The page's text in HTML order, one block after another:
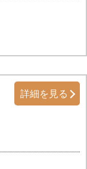
詳細を見る